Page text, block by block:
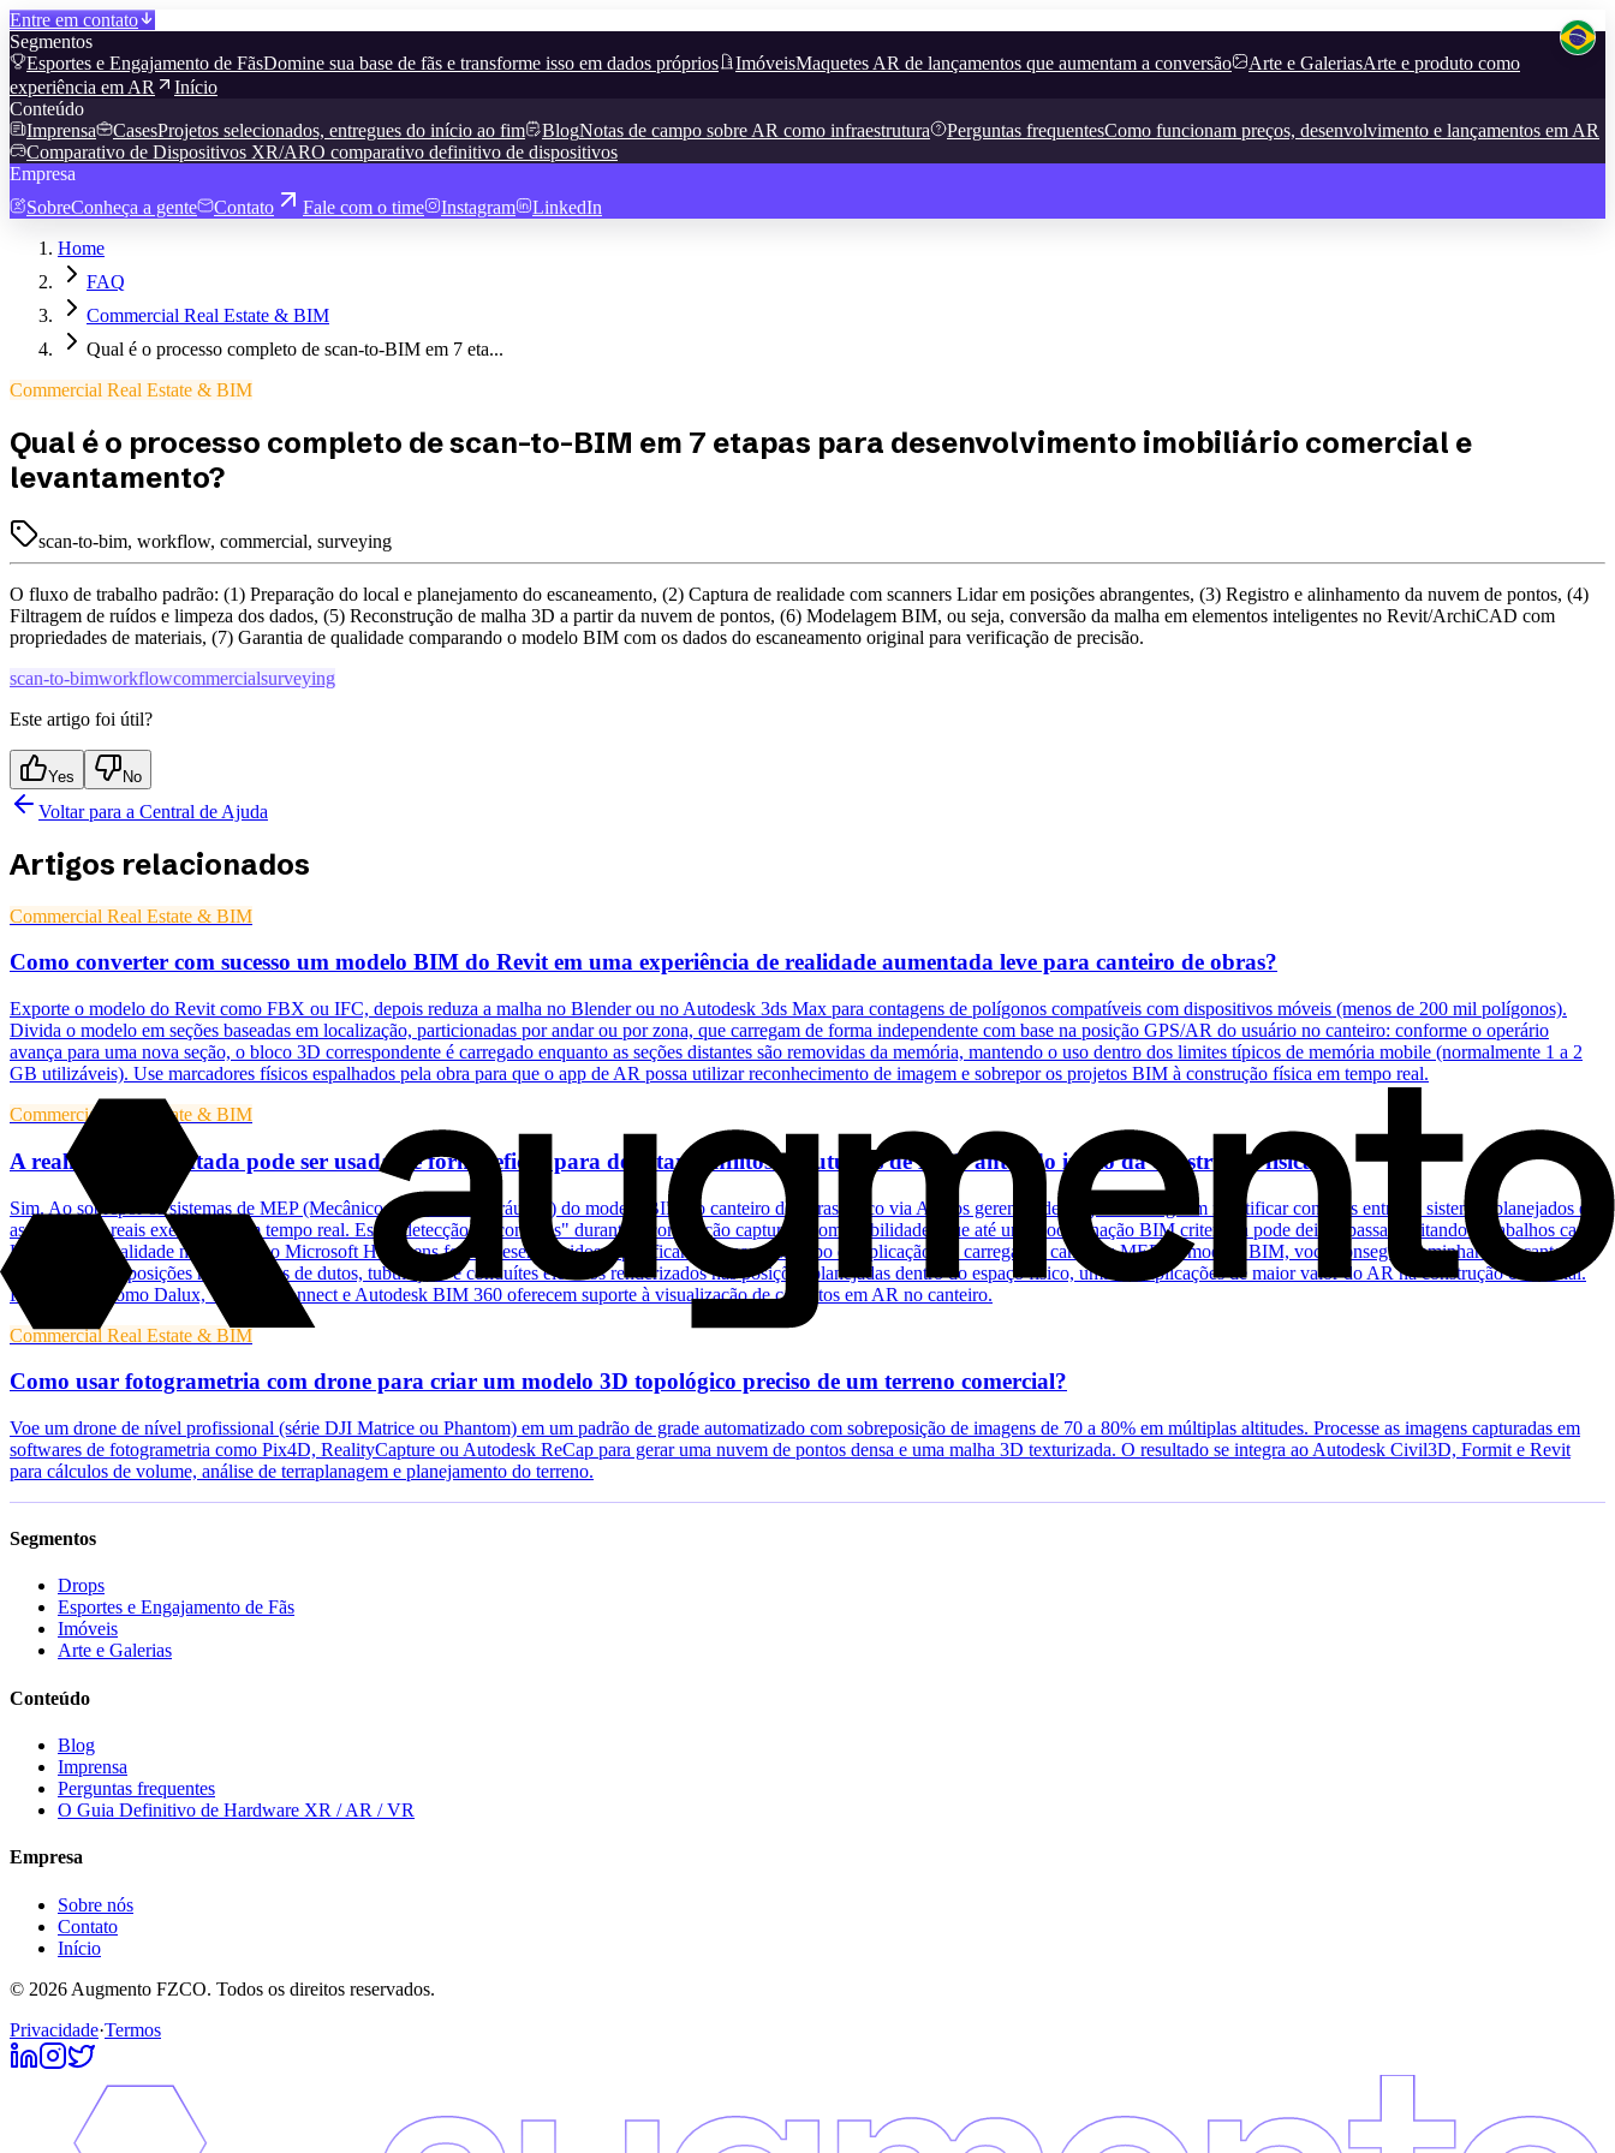
Entre em contato
Segmentos
Esportes e Engajamento de FãsDomine sua base de fãs e transforme isso em dados próprios ImóveisMaquetes AR de lançamentos que aumentam a conversão Arte e GaleriasArte e produto como
experiência em AR
Início
Conteúdo
Imprensa
CasesProjetos selecionados, entregues do início ao fim BlogNotas de campo sobre AR como infraestrutura Perguntas frequentesComo funcionam preços, desenvolvimento e lançamentos em AR
Comparativo de Dispositivos XR/ARO comparativo definitivo de dispositivos
Empresa
SobreConheça a gente Contato Fale com o time Instagram
LinkedIn
Home
FAQ
Commercial Real Estate & BIM
Qual é o processo completo de scan-to-BIM em 7 eta...
Commercial Real Estate & BIM
Qual é o processo completo de scan-to-BIM em 7 etapas para desenvolvimento imobiliário comercial e
levantamento?
scan-to-bim, workflow, commercial, surveying
O fluxo de trabalho padrão: (1) Preparação do local e planejamento do escaneamento, (2) Captura de realidade com scanners Lidar em posições abrangentes, (3) Registro e alinhamento da nuvem de pontos, (4)
Filtragem de ruídos e limpeza dos dados, (5) Reconstrução de malha 3D a partir da nuvem de pontos, (6) Modelagem BIM, ou seja, conversão da malha em elementos inteligentes no Revit/ArchiCAD com
propriedades de materiais, (7) Garantia de qualidade comparando o modelo BIM com os dados do escaneamento original para verificação de precisão.
scan-to-bimworkflowcommercialsurveying
Este artigo foi útil?
Yes No
Voltar para a Central de Ajuda
Artigos relacionados
Commercial Real Estate & BIM
Como converter com sucesso um modelo BIM do Revit em uma experiência de realidade aumentada leve para canteiro de obras?
Exporte o modelo do Revit como FBX ou IFC, depois reduza a malha no Blender ou no Autodesk 3ds Max para contagens de polígonos compatíveis com dispositivos móveis (menos de 200 mil polígonos).
Divida o modelo em seções baseadas em localização, particionadas por andar ou por zona, que carregam de forma independente com base na posição GPS/AR do usuário no canteiro: conforme o operário
avança para uma nova seção, o bloco 3D correspondente é carregado enquanto as seções distantes são removidas da memória, mantendo o uso dentro dos limites típicos de memória mobile (normalmente 1 a 2
GB utilizáveis). Use marcadores físicos espalhados pela obra para que o app de AR possa utilizar reconhecimento de imagem e sobrepor os projetos BIM à construção física em tempo real.
Commercial Real Estate & BIM
A realidade aumentada pode ser usada de forma eficaz para detectar conflitos estruturais de MEP antes do início da construção física?
Sim. Ao sobrepor os sistemas de MEP (Mecânico, Elétrico e Hidráulico) do modelo BIM ao canteiro de obras físico via AR, os gerentes de projeto conseguem identificar conflitos entre os sistemas planejados e
as condições reais executadas em tempo real. Essa "detecção de conflitos" durante a construção captura incompatibilidades que até uma coordenação BIM criteriosa pode deixar passar, evitando retrabalhos caros.
Headsets de realidade mista como o Microsoft HoloLens foram desenvolvidos especificamente para esse tipo de aplicação: ao carregar as camadas MEP do modelo BIM, você consegue caminhar pelo canteiro e
visualizar sobreposições holográficas de dutos, tubulações e conduítes elétricos renderizados nas posições planejadas dentro do espaço físico, uma das aplicações de maior valor do AR na construção comercial.
Ferramentas como Dalux, Trimble Connect e Autodesk BIM 360 oferecem suporte à visualização de conflitos em AR no canteiro.
Commercial Real Estate & BIM
Como usar fotogrametria com drone para criar um modelo 3D topológico preciso de um terreno comercial?
Voe um drone de nível profissional (série DJI Matrice ou Phantom) em um padrão de grade automatizado com sobreposição de imagens de 70 a 80% em múltiplas altitudes. Processe as imagens capturadas em
softwares de fotogrametria como Pix4D, RealityCapture ou Autodesk ReCap para gerar uma nuvem de pontos densa e uma malha 3D texturizada. O resultado se integra ao Autodesk Civil3D, Formit e Revit
para cálculos de volume, análise de terraplanagem e planejamento do terreno.
Segmentos
Drops
Esportes e Engajamento de Fãs
Imóveis
Arte e Galerias
Conteúdo
Blog
Imprensa
Perguntas frequentes
O Guia Definitivo de Hardware XR / AR / VR
Empresa
Sobre nós
Contato
Início
© 2026 Augmento FZCO. Todos os direitos reservados.
Privacidade·Termos